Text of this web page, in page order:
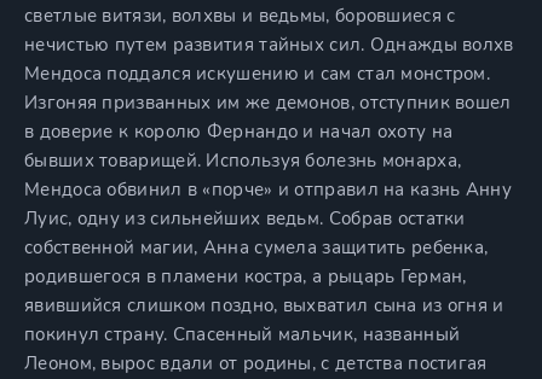
светлые витязи, волхвы и ведьмы, боровшиеся с
нечистью путем развития тайных сил. Однажды волхв
Мендоса поддался искушению и сам стал монстром.
Изгоняя призванных им же демонов, отступник вошел
в доверие к королю Фернандо и начал охоту на
бывших товарищей. Используя болезнь монарха,
Мендоса обвинил в «порче» и отправил на казнь Анну
Луис, одну из сильнейших ведьм. Собрав остатки
собственной магии, Анна сумела защитить ребенка,
родившегося в пламени костра, а рыцарь Герман,
явившийся слишком поздно, выхватил сына из огня и
покинул страну. Спасенный мальчик, названный
Леоном, вырос вдали от родины, с детства постигая